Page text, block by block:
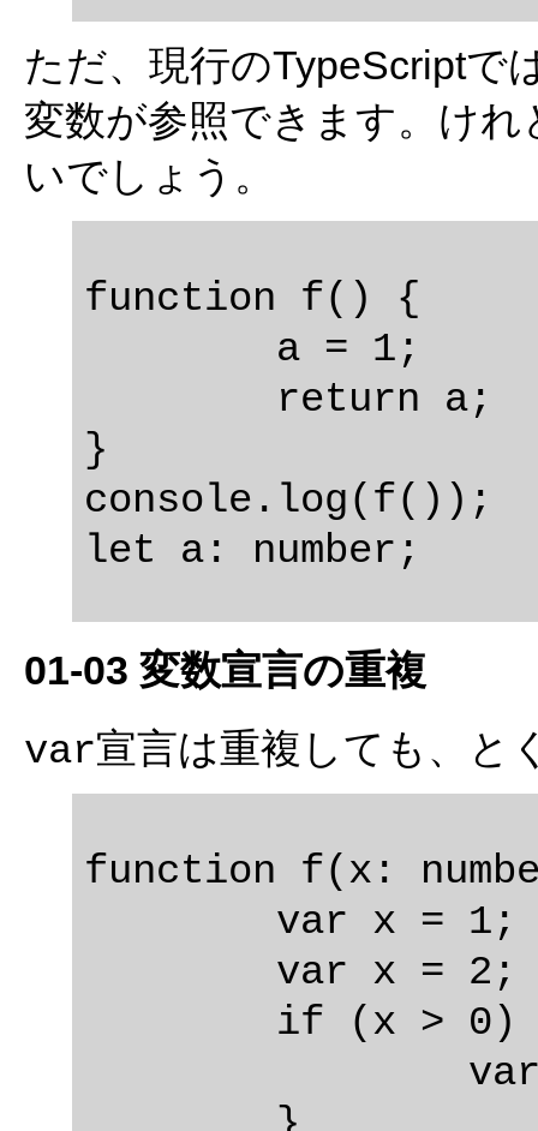
ただ、現行のTypeScriptで
変数が参照できます。け
いでしょう。
function f() {
}
console.log(f());
01-03 変数宣言の重複
var宣言は重複しても、と
function f(x: